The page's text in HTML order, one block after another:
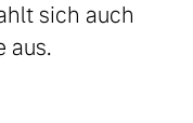
sich auch
aus.